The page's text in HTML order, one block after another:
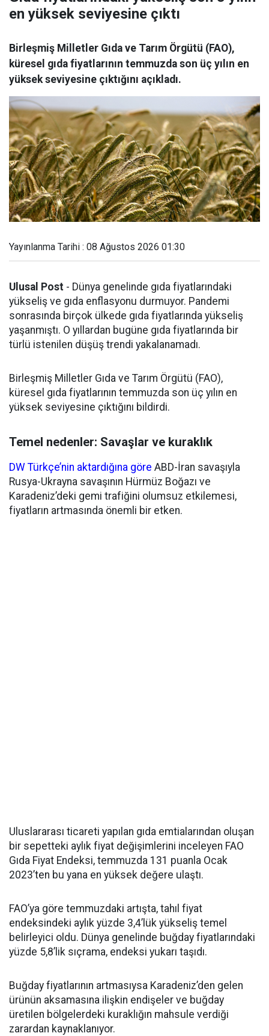
en yüksek seviyesine çıktı
Birleşmiş Milletler Gıda ve Tarım Örgütü (FAO),
küresel gıda fiyatlarının temmuzda son üç yılın en
yüksek seviyesine çıktığını açıkladı.
Yayınlanma Tarihi : 08 Ağustos 2026 01:30
Ulusal Post - Dünya genelinde gıda fiyatlarındaki
yükseliş ve gıda enflasyonu durmuyor. Pandemi
sonrasında birçok ülkede gıda fiyatlarında yükseliş
yaşanmıştı. O yıllardan bugüne gıda fiyatlarında bir
türlü istenilen düşüş trendi yakalanamadı.
Birleşmiş Milletler Gıda ve Tarım Örgütü (FAO),
küresel gıda fiyatlarının temmuzda son üç yılın en
yüksek seviyesine çıktığını bildirdi.
Temel nedenler: Savaşlar ve kuraklık
DW Türkçe’nin aktardığına göre ABD-İran savaşıyla
Rusya-Ukrayna savaşının Hürmüz Boğazı ve
Karadeniz’deki gemi trafiğini olumsuz etkilemesi,
fiyatların artmasında önemli bir etken.
Uluslararası ticareti yapılan gıda emtialarından oluşan
bir sepetteki aylık fiyat değişimlerini inceleyen FAO
Gıda Fiyat Endeksi, temmuzda 131 puanla Ocak
2023’ten bu yana en yüksek değere ulaştı.
FAO’ya göre temmuzdaki artışta, tahıl fiyat
endeksindeki aylık yüzde 3,4’lük yükseliş temel
belirleyici oldu. Dünya genelinde buğday fiyatlarındaki
yüzde 5,8’lik sıçrama, endeksi yukarı taşıdı.
Buğday fiyatlarının artmasıysa Karadeniz’den gelen
ürünün aksamasına ilişkin endişeler ve buğday
üretilen bölgelerdeki kuraklığın mahsule verdiği
zarardan kaynaklanıyor.